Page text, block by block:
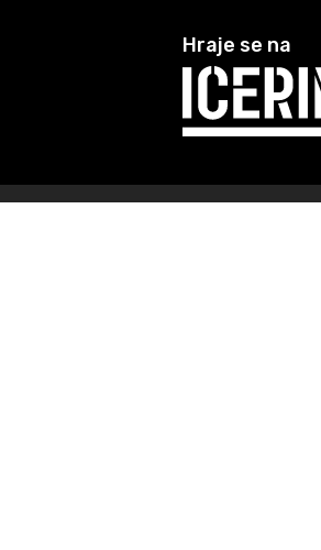
Hraje se na